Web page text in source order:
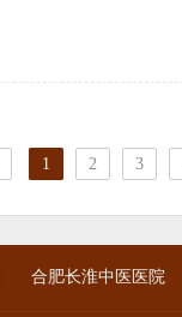
1 2 3
合肥长淮中医医院